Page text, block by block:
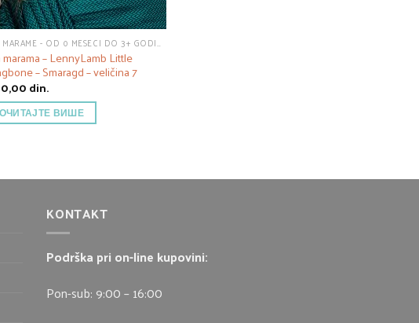
TKANE MARAME - OD 0 MESECI DO 3+ GODINE
marama – LennyLamb Little
– Smaragd – veličina 7
din.
ВИШЕ
KONTAKT
Podrška pri on-line kupovini:
Pon-sub: 9:00 – 16:00